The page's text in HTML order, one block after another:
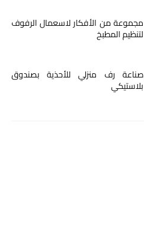
مجموعة من الأفكار لاسعمال الرفوف
لتنظيم المطبخ
صناعة رف منزلي للأحذية بصندوق
بلاستيكي